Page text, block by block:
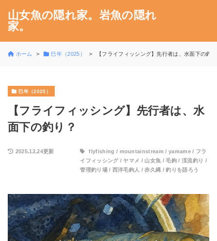
山女魚の隠れ家。岩魚の隠れ
家。
ホーム 巳年（2025） 【フライフィッシング】先行者は、水面下の釣
巳年（2025）
【フライフィッシング】先行者は、水
面下の釣り？
2025.12.24更新 flyfishing / mountainstream / yamame/ フラ
イフィッシング/ ヤマメ / 山女魚 /毛鉤 / 渓流釣り /
管理釣り場/ 西洋毛鉤人 /赤久縄 /釣りを語ろう